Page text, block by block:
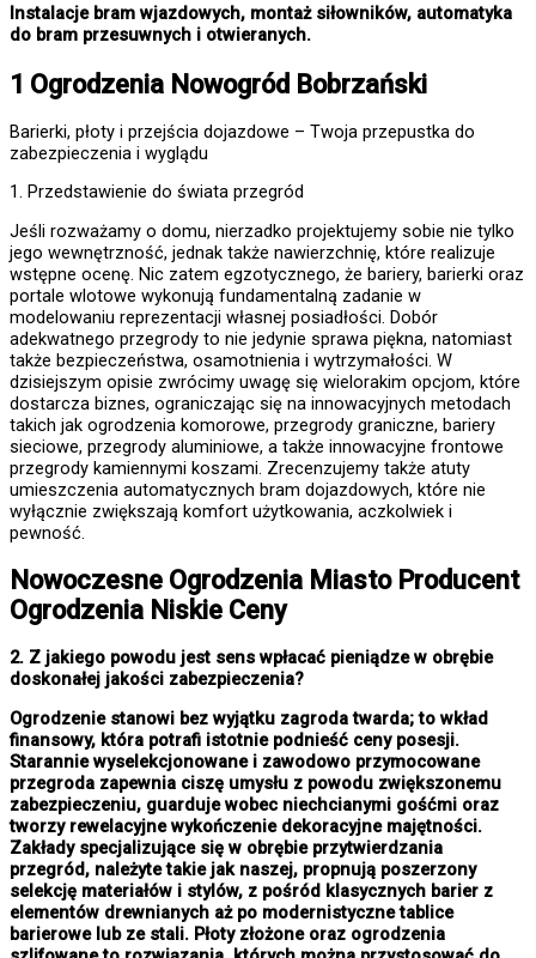
Instalacje bram wjazdowych, montaż siłowników, automatyka
do bram przesuwnych i otwieranych.
1 Ogrodzenia Nowogród Bobrzański
Barierki, płoty i przejścia dojazdowe – Twoja przepustka do
zabezpieczenia i wyglądu
1. Przedstawienie do świata przegród
Jeśli rozważamy o domu, nierzadko projektujemy sobie nie tylko
jego wewnętrzność, jednak także nawierzchnię, które realizuje
wstępne ocenę. Nic zatem egzotycznego, że bariery, barierki oraz
portale wlotowe wykonują fundamentalną zadanie w
modelowaniu reprezentacji własnej posiadłości. Dobór
adekwatnego przegrody to nie jedynie sprawa piękna, natomiast
także bezpieczeństwa, osamotnienia i wytrzymałości. W
dzisiejszym opisie zwrócimy uwagę się wielorakim opcjom, które
dostarcza biznes, ograniczając się na innowacyjnych metodach
takich jak ogrodzenia komorowe, przegrody graniczne, bariery
sieciowe, przegrody aluminiowe, a także innowacyjne frontowe
przegrody kamiennymi koszami. Zrecenzujemy także atuty
umieszczenia automatycznych bram dojazdowych, które nie
wyłącznie zwiększają komfort użytkowania, aczkolwiek i
pewność.
Nowoczesne Ogrodzenia MiastoProducent
Ogrodzenia Niskie Ceny
2. Z jakiego powodu jest sens wpłacać pieniądze w obrębie
doskonałej jakości zabezpieczenia?
Ogrodzenie stanowi bez wyjątku zagroda twarda; to wkład
finansowy, która potrafi istotnie podnieść ceny posesji.
Starannie wyselekcjonowane i zawodowo przymocowane
przegroda zapewnia ciszę umysłu z powodu zwiększonemu
zabezpieczeniu, guarduje wobec niechcianymi gośćmi oraz
tworzy rewelacyjne wykończenie dekoracyjne majętności.
Zakłady specjalizujące się w obrębie przytwierdzania
przegród, należyte takie jak naszej, propnują poszerzony
selekcję materiałów i stylów, z pośród klasycznych barier z
elementów drewnianych aż po modernistyczne tablice
barierowe lub ze stali. Płoty złożone oraz ogrodzenia